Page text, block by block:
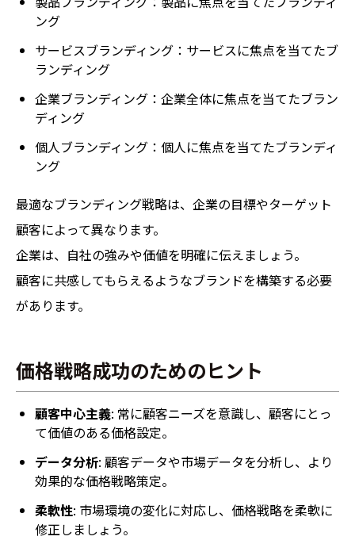
ング
サービスブランディング：サービスに焦点を当てたブ
ランディング
企業ブランディング：企業全体に焦点を当てたブラン
ディング
個人ブランディング：個人に焦点を当てたブランディ
ング
最適なブランディング戦略は、企業の目標やターゲット
顧客によって異なります。
企業は、自社の強みや価値を明確に伝えましょう。
顧客に共感してもらえるようなブランドを構築する必要
があります。
価格戦略成功のためのヒント
顧客中心主義: 常に顧客ニーズを意識し、顧客にとっ
て価値のある価格設定。
データ分析: 顧客データや市場データを分析し、より
効果的な価格戦略策定。
柔軟性: 市場環境の変化に対応し、価格戦略を柔軟に
修正しましょう。